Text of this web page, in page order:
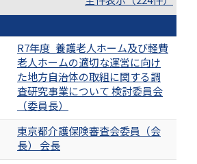
R7年度_養護老人ホーム及び軽費
老人ホームの適切な運営に向け
た地方自治体の取組に関する調
査研究事業について 検討委員会
（委員長）
東京都介護保険審査会委員（会
長） 会長